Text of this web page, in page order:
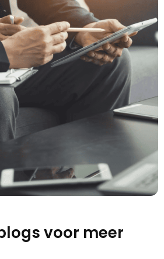
voor meer